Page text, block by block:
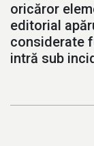
oricăror
editorial
considerate
intră sub